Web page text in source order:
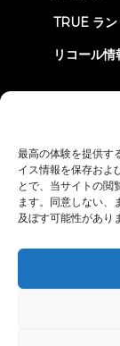
最高の体験を提供す
イス情報を保存およ
とで、当サイトの閲
ます。同意しない、
及ぼす可能性があり
TRUE ラ
リコール情
© 2026
プライバシ